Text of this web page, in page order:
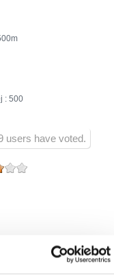
: 500
users have voted.